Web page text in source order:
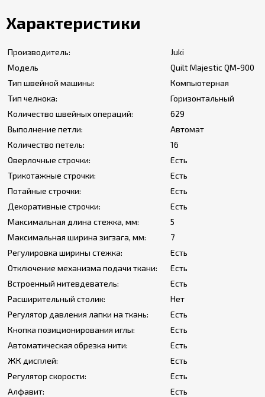
Характеристики
Производитель:
Juki
Модель
Quilt Majestic QM-900
Тип швейной машины:
Компьютерная
Тип челнока:
Горизонтальный
Количество швейных операций:
629
Выполнение петли:
Автомат
Количество петель:
16
Оверлочные строчки:
Есть
Трикотажные строчки:
Есть
Потайные строчки:
Есть
Декоративные строчки:
Есть
Максимальная длина стежка, мм:
5
Максимальная ширина зигзага, мм:
7
Регулировка ширины стежка:
Есть
Отключение механизма подачи ткани:
Есть
Встроенный нитевдеватель:
Есть
Расширительный столик:
Нет
Регулятор давления лапки на ткань:
Есть
Кнопка позиционирования иглы:
Есть
Автоматическая обрезка нити:
Есть
ЖК дисплей:
Есть
Регулятор скорости:
Есть
Алфавит:
Есть